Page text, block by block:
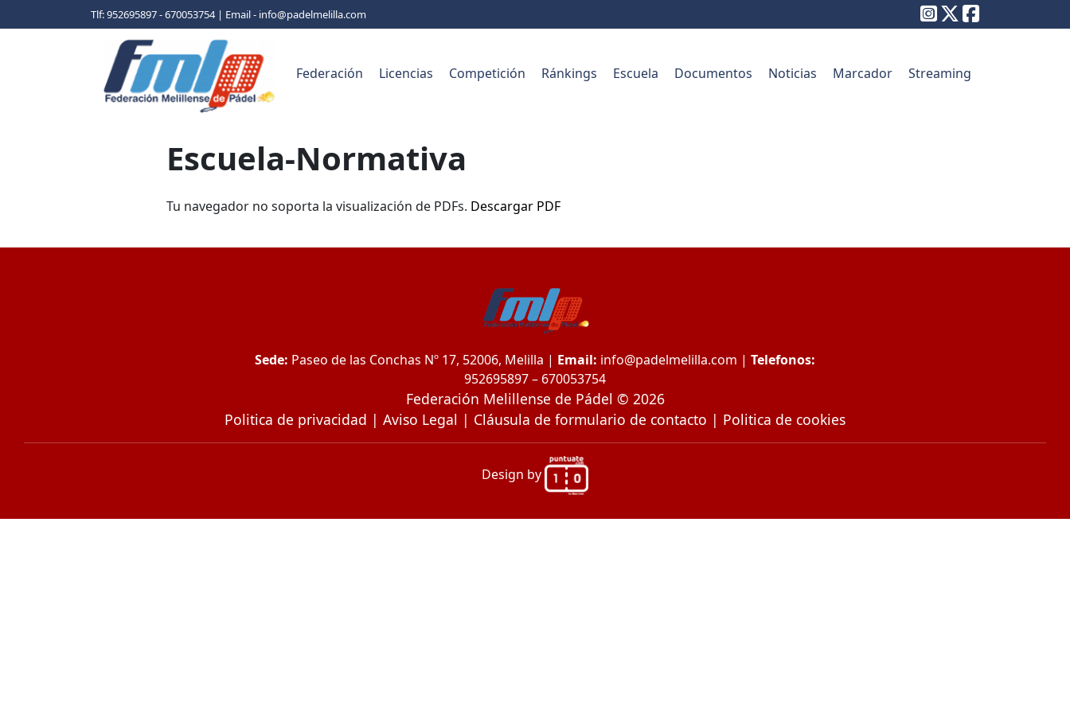
Tlf: 952695897 - 670053754 | Email - info@padelmelilla.com
Federación Licencias Competición Ránkings Escuela Documentos Noticias Marcador Streaming
Escuela-Normativa
Tu navegador no soporta la visualización de PDFs. Descargar PDF
Sede: Paseo de las Conchas Nº 17, 52006, Melilla | Email: info@padelmelilla.com | Telefonos:
952695897 – 670053754
Federación Melillense de Pádel © 2026
Politica de privacidad | Aviso Legal | Cláusula de formulario de contacto | Politica de cookies
Design by